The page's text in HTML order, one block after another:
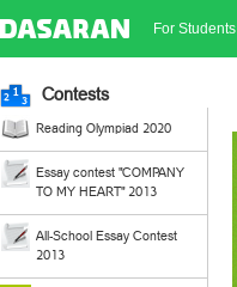
For Students
Contests
Reading Olympiad 2020
Essay contest "COMPANY
TO MY HEART" 2013
All-School Essay Contest
2013